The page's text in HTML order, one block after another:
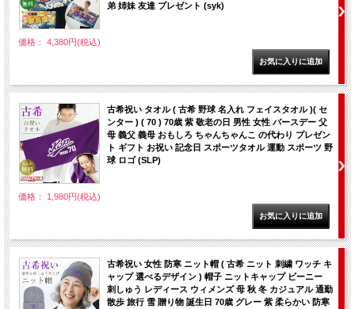
弟 姉妹 友達 プレゼント (syk)
価格： 4,380円(税込)
古希祝い タオル ( 古希 野球 名入れ フェイスタオル )( セ
ンター ) ( 70 ) 70歳 紫 敬老の日 男性 女性 バースデー 父
母 義父 義母 おもしろ ちゃんちゃんこ の代わり プレゼン
ト ギフト お祝い 記念日 スポーツタオル 運動 スポーツ 野
球 ロゴ (SLP)
価格： 1,980円(税込)
古希祝い 女性 防寒 ニット帽 ( 古希 ニット 刺繍 ワッチ キ
ャップ 選べるデザイン ) 帽子 ニットキャップ ビーニー
刺しゅう レディース ウィメンズ 母 秋 冬 カジュアル 通勤
散歩 旅行 雪 贈り物 誕生日 70歳 グレー 紫 柔らかい 防寒